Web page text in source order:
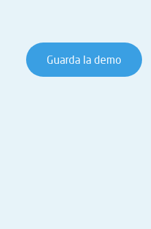
Guarda la demo